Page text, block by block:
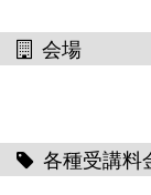
会場
各種受講料